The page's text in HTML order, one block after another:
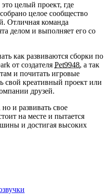
целый проект, где
целое сообщество
Отличная команда
делом и выполняет его со
как развиваются сборки по
от создателя Pet9948, а так
и почитать игровые
свой креативный проект или
друзей.
и развивать свое
на месте и пытается
и достигая высоких